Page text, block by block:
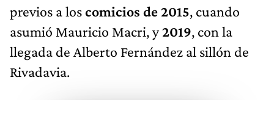
previos a loscomicios de 2015, cuando
asumió Mauricio Macri, y2019, con la
llegada de Alberto Fernández al sillón de
Rivadavia.